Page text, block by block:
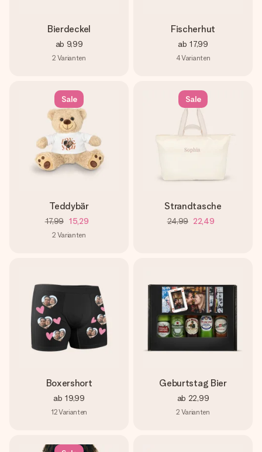
Bierdeckel
ab 9,99
2 Varianten
Fischerhut
ab 17,99
4Varianten
Sale
Teddybär
17,99 15,29
2 Varianten
Sale
Strandtasche
24,99 22,49
Boxershort
ab 19,99
12Varianten
Geburtstag Bier
ab 22,99
2 Varianten